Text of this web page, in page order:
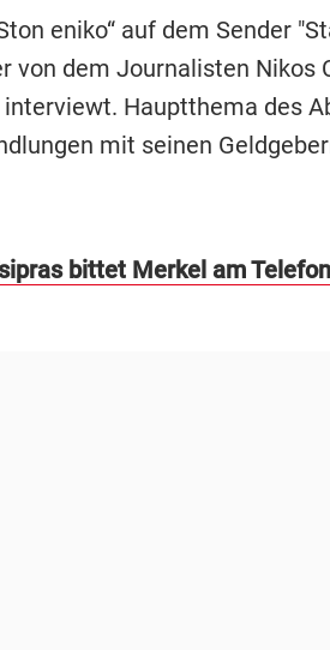
eniko“ auf dem Sender
von dem Journalisten Nikos
Hauptthema des
mit seinen
bittet Merkel am